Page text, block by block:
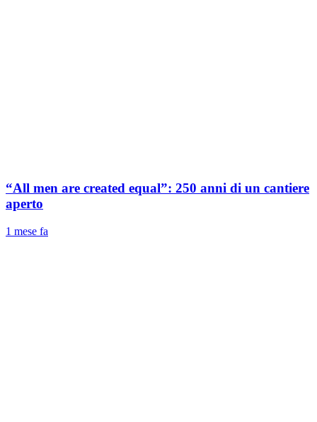
“All men are created equal”: 250 anni di un cantiere
aperto
1 mese fa